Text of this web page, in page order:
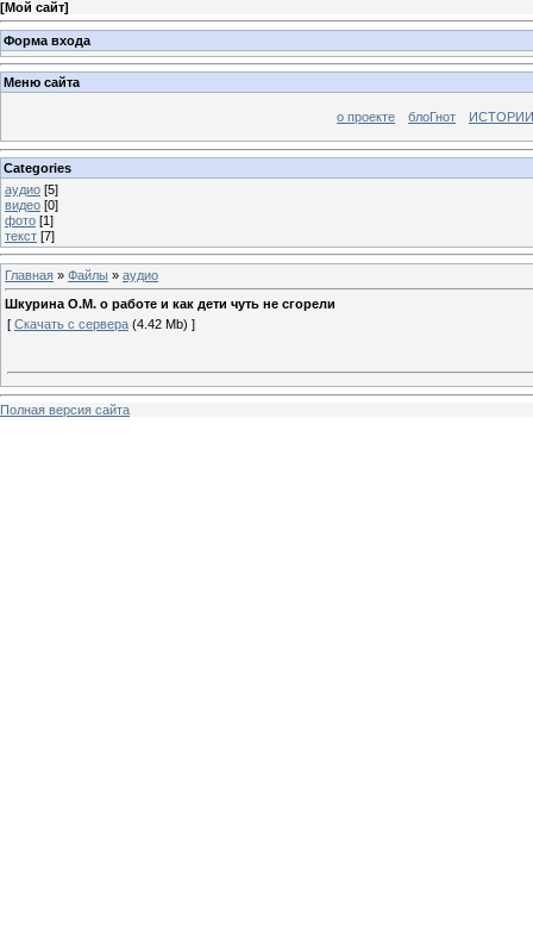
[Мой сайт]
Форма входа
Меню сайта
о проекте блоГнот
Categories
аудио [5]
видео [0]
фото [1]
текст [7]
Главная » Файлы » аудио
Шкурина О.М. о работе и как дети чуть не сгорели
[ Скачать с сервера (4.42 Mb) ]
Полная версия сайта